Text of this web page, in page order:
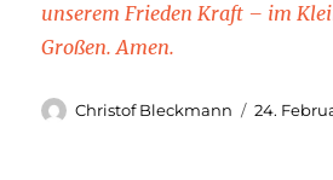
unserem Frieden Kraft – im
Großen. Amen.
Autor
Christof Bleckmann 24.